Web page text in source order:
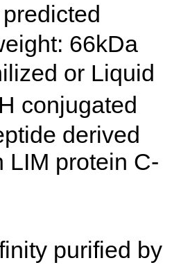
predicted
66kDa
or Liquid
conjugated
derived
LIM protein C-
purified by